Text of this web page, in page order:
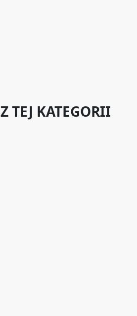
Z TEJ KATEGORII